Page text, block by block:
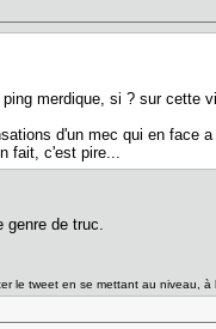
merdique, si ? sur cette
d'un mec qui en face
fait, c'est pire...
genre de truc.
le tweet en se mettant au niveau,